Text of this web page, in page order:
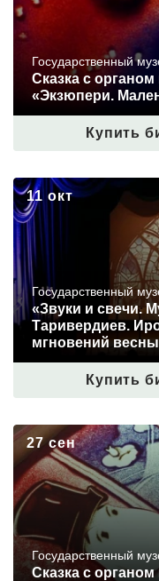
Купить
Государственный
Сказка с
«Экзюпери.
Купить
«Звуки и свечи.
Ирония судьбы,
Король‑олень»
Государственный
«Звуки и свечи.
Таривердиев.
мгновений
11 окт
Сказка с органом и
Шляпа волшебника»
Государственный
Сказка с
27 сен